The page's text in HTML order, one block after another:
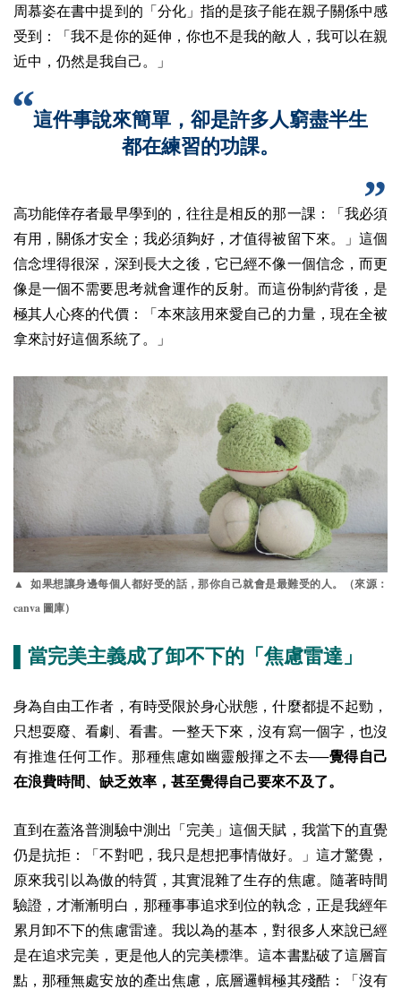
周慕姿在書中提到的「分化」指的是孩子能在親子關係中感
受到：「我不是你的延伸，你也不是我的敵人，我可以在親
近中，仍然是我自己。」
這件事說來簡單，卻是許多人窮盡半生
都在練習的功課。
高功能倖存者最早學到的，往往是相反的那一課：「我必須
有用，關係才安全；我必須夠好，才值得被留下來。」這個
信念埋得很深，深到長大之後，它已經不像一個信念，而更
像是一個不需要思考就會運作的反射。而這份制約背後，是
極其人心疼的代價：「本來該用來愛自己的力量，現在全被
拿來討好這個系統了。」
▲ 如果想讓身邊每個人都好受的話，那你自己就會是最難受的人。（來源：
canva 圖庫）
▌當完美主義成了卸不下的「焦慮雷達」
身為自由工作者，有時受限於身心狀態，什麼都提不起勁，
只想耍廢、看劇、看書。一整天下來，沒有寫一個字，也沒
有推進任何工作。那種焦慮如幽靈般揮之不去──覺得自己
在浪費時間、缺乏效率，甚至覺得自己要來不及了。
直到在蓋洛普測驗中測出「完美」這個天賦，我當下的直覺
仍是抗拒：「不對吧，我只是想把事情做好。」這才驚覺，
原來我引以為傲的特質，其實混雜了生存的焦慮。隨著時間
驗證，才漸漸明白，那種事事追求到位的執念，正是我經年
累月卸不下的焦慮雷達。我以為的基本，對很多人來說已經
是在追求完美，更是他人的完美標準。這本書點破了這層盲
點，那種無處安放的產出焦慮，底層邏輯極其殘酷：「沒有